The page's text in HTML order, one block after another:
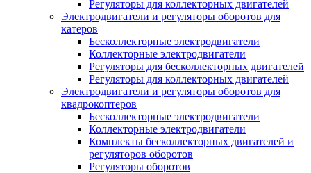
Регуляторы для коллекторных двигателей
Электродвигатели и регуляторы оборотов для
катеров
Бесколлекторные электродвигатели
Коллекторные электродвигатели
Регуляторы для бесколлекторных двигателей
Регуляторы для коллекторных двигателей
Электродвигатели и регуляторы оборотов для
квадрокоптеров
Бесколлекторные электродвигатели
Коллекторные электродвигатели
Комплекты бесколлекторных двигателей и
регуляторов оборотов
Регуляторы оборотов